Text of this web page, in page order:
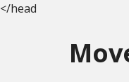
</head